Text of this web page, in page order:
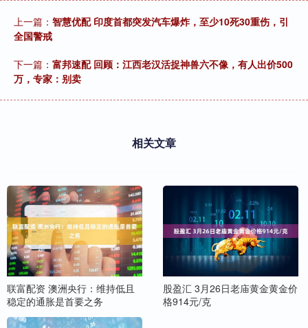
上一篇： 智慧优配 印度首都突发汽车爆炸，至少10死30重伤，引
全国警戒
下一篇： 富邦速配 回顾：江西老汉活捉神兽六不像，有人出价500
万，专家：别卖
相关文章
联富配资 澳洲央行：维持低且
稳定的通胀是首要之务
股盈汇 3月26日老庙黄金黄金价
格914元/克